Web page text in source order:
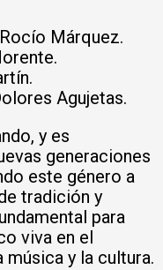
Márquez.
Agujetas.
y es
generaciones
este género a
tradición y
para
viva en el
y la cultura.